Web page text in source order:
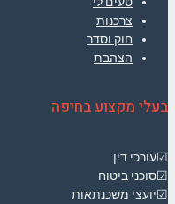
צרכנות
חוק וסדר
הצהבת
בעלי מקצוע בחיפה
☑עורכי דין
☑סוכני ביטוח
☑יועצי משכנתאות